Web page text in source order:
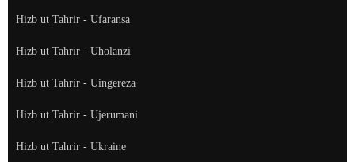
Hizb ut Tahrir - Ufaransa
Hizb ut Tahrir - Uholanzi
Hizb ut Tahrir - Uingereza
Hizb ut Tahrir - Ujerumani
Hizb ut Tahrir - Ukraine